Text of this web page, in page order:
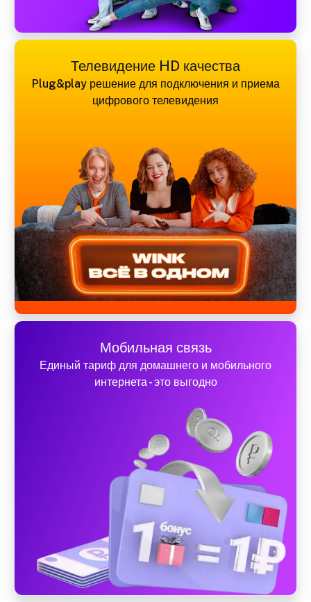
Телевидение HD качества
Plug&play решение для подключения и приема
цифрового телевидения
Мобильная связь
Единый тариф для домашнего и мобильного
интернета - это выгодно